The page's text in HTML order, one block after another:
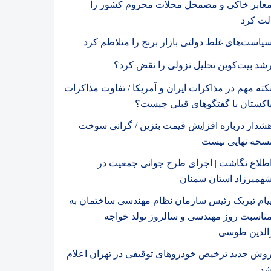
معابر خاکی و مضمحل محلات محروم کشور را
کرد
سیاست‌های غلط دولتی بازار برنج را متلاطم کرد
رشد بیت‌کوین تحلیل نزولی را نقض کرد؟
نکته مهم در مذاکرات ایران و آمریکا / تفاوت مذاکرات
پاکستان با گفتگوهای قبلی چیست؟
درباره افزایش قیمت بنزین / گرانی سوخت
نسخه نهایی نیست
اطلاع نگاشت | اجرای طرح جوانی جمعیت در
شهمیرزاد استان سمنان
پیام تبریک رئیس سازمان نظام مهندسی ساختمان به
مناسبت روز مهندسی و سالروز تولد خواجه
طوسی
روش جدید ترخیص خودروهای توقیفی در تهران اعلام